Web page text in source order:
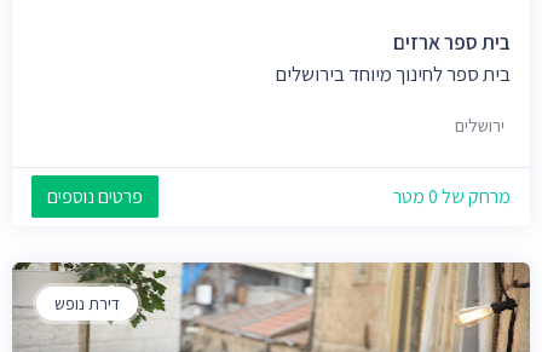
בית ספר ארזים
בית ספר לחינוך מיוחד בירושלים
ירושלים
מרחק של 0 מטר פרטים נוספים
דירת נופש